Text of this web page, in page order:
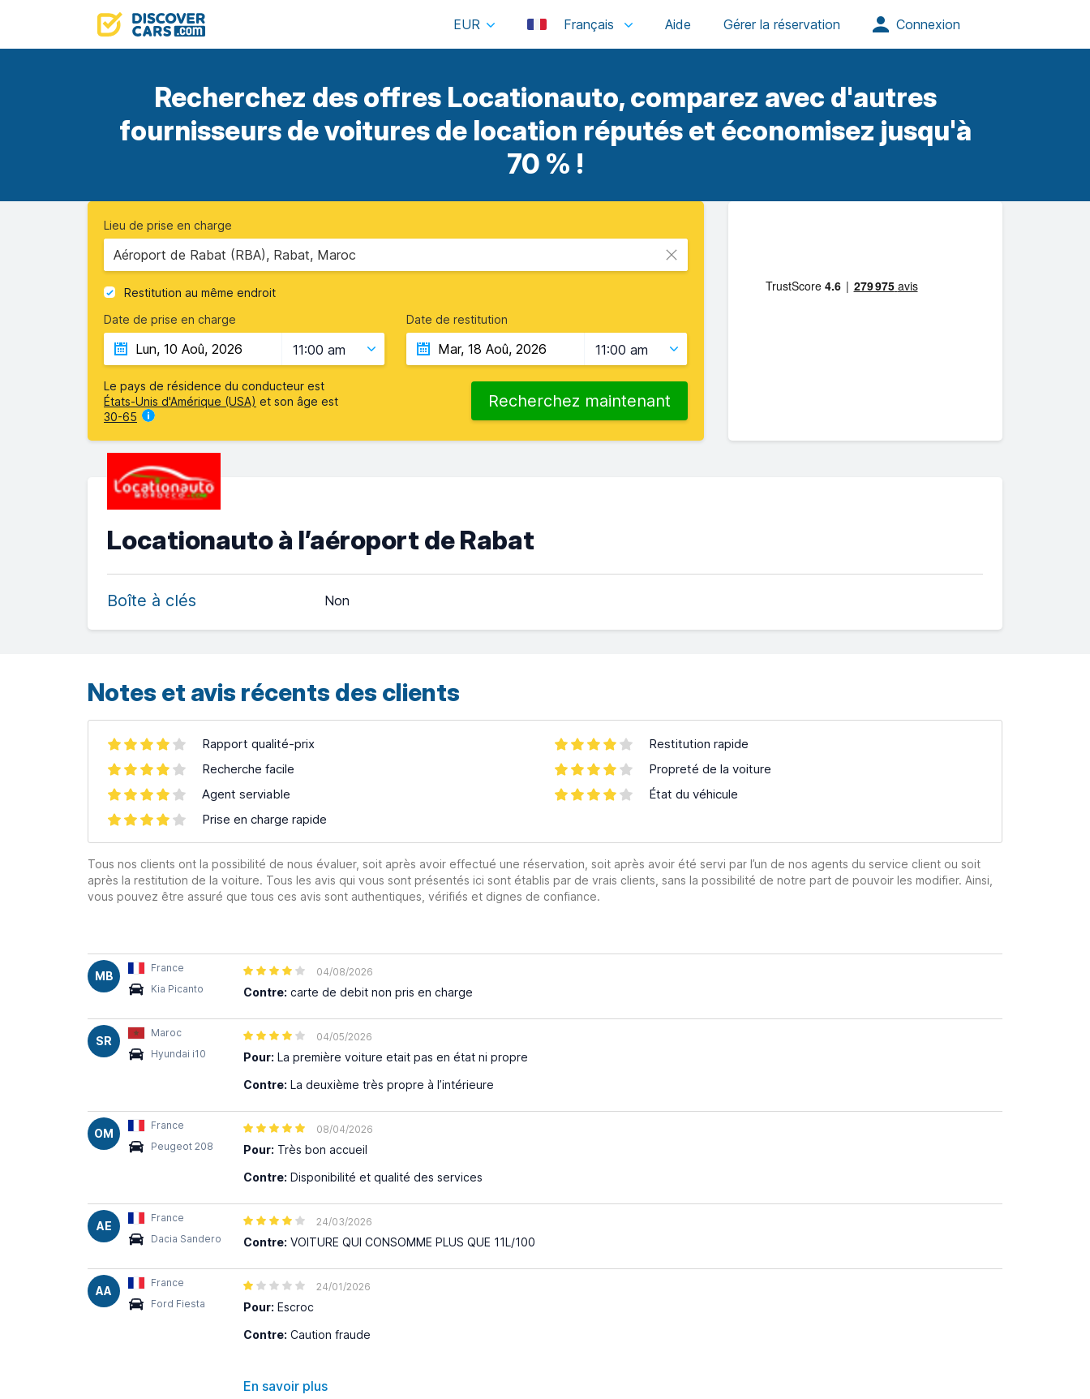
EUR Français
Recherchez des offres Locationauto, comparez avec d'autres
fournisseurs de voitures de location réputés et économisez jusqu'à
70 % !
Lieu de prise en charge
Aéroport de Rabat (RBA), Rabat, Maroc
Restitution au même endroit
Date de prise en charge
11:00 am
Date de restitution
11:00 am
Le pays de résidence du conducteur est
États-Unis d'Amérique (USA) et son âge est
30-65
Recherchez maintenant
Locationauto à l’aéroport de Rabat
Boîte à clés Non
Notes et avis récents des clients
Rapport qualité-prix
Recherche facile
Agent serviable
Prise en charge rapide
Restitution rapide
Propreté de la voiture
État du véhicule
Tous nos clients ont la possibilité de nous évaluer, soit après avoir effectué une réservation, soit après avoir été servi par l’un de nos agents du service client ou soit
après la restitution de la voiture. Tous les avis qui vous sont présentés ici sont établis par de vrais clients, sans la possibilité de notre part de pouvoir les modifier. Ainsi,
vous pouvez être assuré que tous ces avis sont authentiques, vérifiés et dignes de confiance.
MB
France
Kia Picanto
04/08/2026
Contre: carte de debit non pris en charge
SR
Maroc
Hyundai i10
04/05/2026
Pour: La première voiture etait pas en état ni propre
Contre: La deuxième très propre à l’intérieure
OM
France
Peugeot 208
08/04/2026
Pour: Très bon accueil
Contre: Disponibilité et qualité des services
AE
France
Dacia Sandero
24/03/2026
Contre: VOITURE QUI CONSOMME PLUS QUE 11L/100
AA
France
Ford Fiesta
24/01/2026
Pour: Escroc
Contre: Caution fraude
En savoir plus